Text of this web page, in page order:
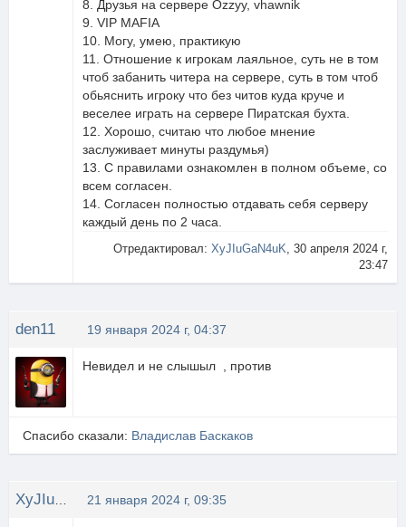
8. Друзья на сервере Ozzyy, vhawnik
9. VIP MAFIA
10. Могу, умею, практикую
11. Отношение к игрокам лаяльное, суть не в том
чтоб забанить читера на сервере, суть в том чтоб
обьяснить игроку что без читов куда круче и
веселее играть на сервере Пиратская бухта.
12. Хорошо, считаю что любое мнение
заслуживает минуты раздумья)
13. С правилами ознакомлен в полном объеме, со
всем согласен.
14. Согласен полностью отдавать себя серверу
каждый день по 2 часа.
Отредактировал: XyJIuGaN4uK, 30 апреля 2024 г,
23:47
den11 19 января 2024 г, 04:37
Невидел и не слышыл , против
Спасибо сказали: Владислав Баскаков
21 января 2024 г, 09:35